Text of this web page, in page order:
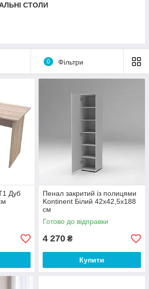
СТОЛИ
0 Фільтри
Дуб
Пенал закритий із полицями
Kontinent Білий 42х42,5х188
см
Готово до відправки
4 270 ₴
Купити